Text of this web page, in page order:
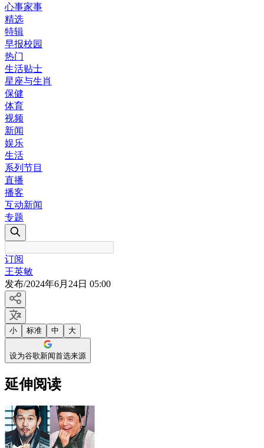
心事家事
精选
特辑
早报校园
热门
生活贴士
星座与生肖
保健
体育
视频
新闻
娱乐
生活
系列节目
直播
播客
互动新闻
专题
订阅
王英敏
发布/2024年6月24日 05:00
小 标准 中 大
设为谷歌新闻首选来源
延伸阅读